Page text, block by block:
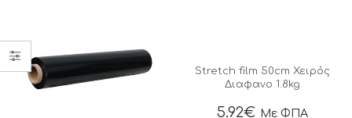
Stretch film 50cm Χειρός
Διαφανο 1.8kg
5.92€ Με ΦΠΑ